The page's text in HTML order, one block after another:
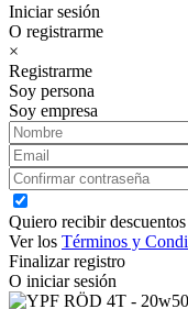
Iniciar sesión
O registrarme
×
Registrarme
Soy persona
Soy empresa
Quiero recibir
Ver los Términos y
Finalizar registro
O iniciar sesión